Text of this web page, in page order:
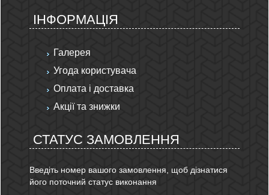
ІНФОРМАЦІЯ
Галерея
Угода користувача
Оплата і доставка
Акції та знижки
СТАТУС ЗАМОВЛЕННЯ
Введіть номер вашого замовлення, щоб дізнатися
його поточний статус виконання